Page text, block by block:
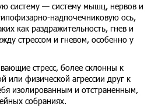
систему — систему мышц, нервов и
надпочечниковую ось,
как раздражительность, гнев и
стрессом и гневом, особенно у
стресс, более склонны к
или физической агрессии друг к
изолированным и отстраненным,
собраниях.